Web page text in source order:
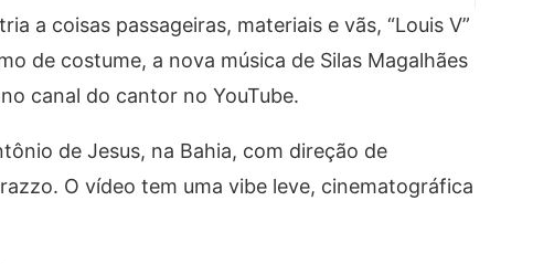
a coisas passageiras, materiais e vãs, “Louis V”
de costume, a nova música de Silas Magalhães
canal do cantor no YouTube.
de Jesus, na Bahia, com direção de
O vídeo tem uma vibe leve, cinematográfica